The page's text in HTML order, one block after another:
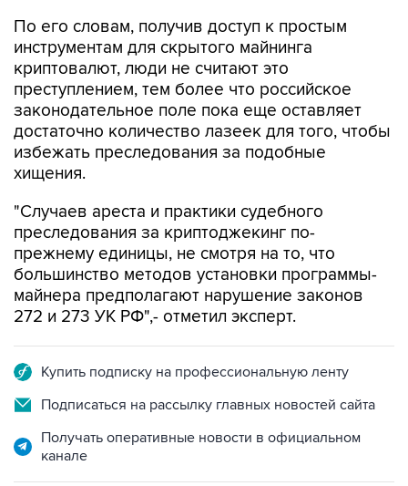
По его словам, получив доступ к простым
инструментам для скрытого майнинга
криптовалют, люди не считают это
преступлением, тем более что российское
законодательное поле пока еще оставляет
достаточно количество лазеек для того, чтобы
избежать преследования за подобные
хищения.
"Случаев ареста и практики судебного
преследования за криптоджекинг по-
прежнему единицы, не смотря на то, что
большинство методов установки программы-
майнера предполагают нарушение законов
272 и 273 УК РФ",- отметил эксперт.
Купить подписку на профессиональную ленту
Подписаться на рассылку главных новостей сайта
Получать оперативные новости в официальном
канале